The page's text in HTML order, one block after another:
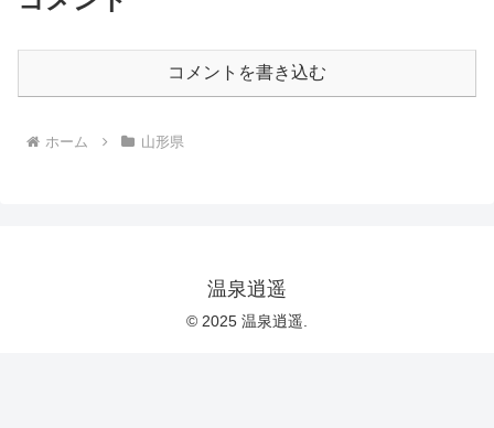
コメントを書き込む
ホーム 山形県
温泉逍遥
© 2025 温泉逍遥.